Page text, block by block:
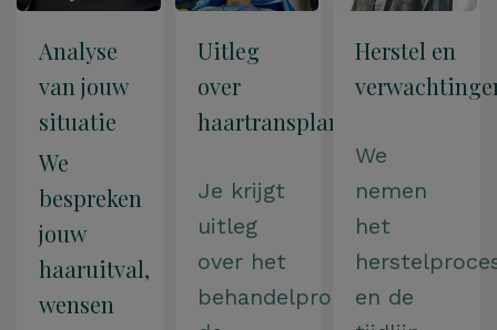
Analyse
van jouw
situatie
We
bespreken
jouw
haaruitval,
wensen
Uitleg
over
haartransplantatie
Je krijgt
uitleg
over het
behandelproces,
Herstel en
We
nemen
het
en de